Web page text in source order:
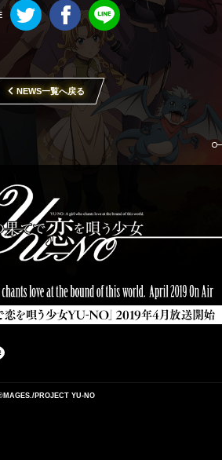
Twitter Facebook LINE
NEWS一覧へ戻る
PROJECT YU-NO